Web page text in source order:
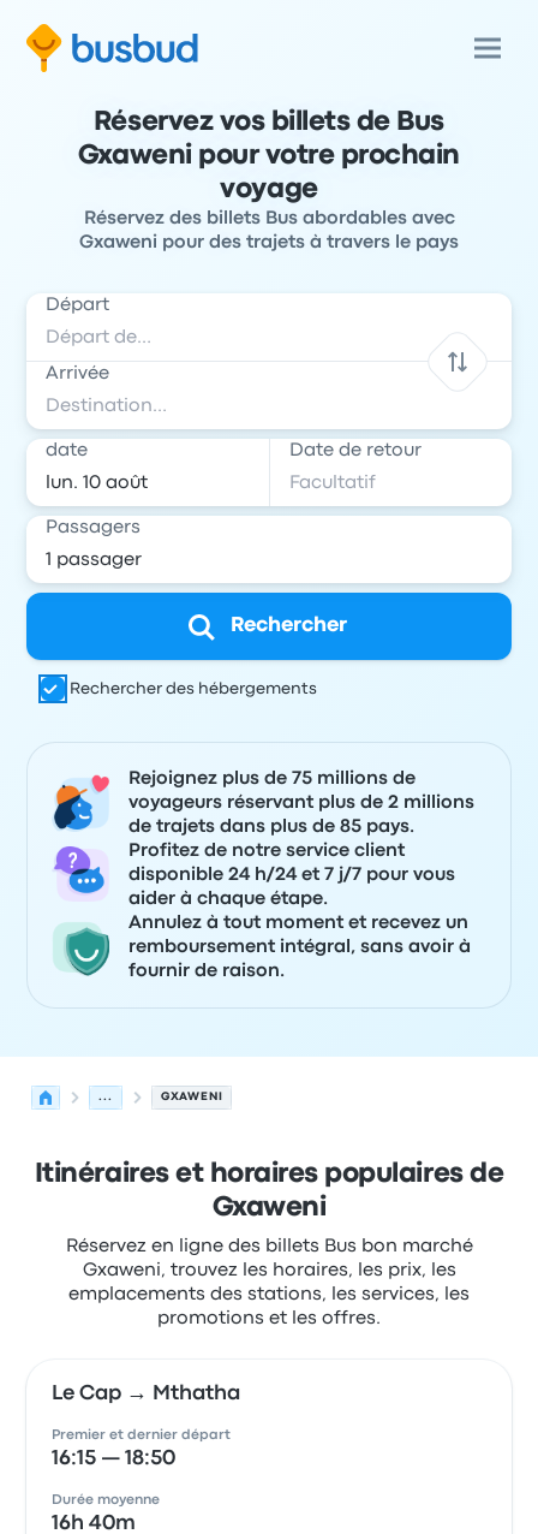
Réservez vos billets de Bus
Gxaweni pour votre prochain
voyage
Réservez des billets Bus abordables avec
Gxaweni pour des trajets à travers le pays
Départ
Arrivée
date Date de retour
Passagers
Rechercher
Rechercher des hébergements
Rejoignez plus de 75 millions de
voyageurs réservant plus de 2 millions
de trajets dans plus de 85 pays.
Profitez de notre service client
disponible 24 h/24 et 7 j/7 pour vous
aider à chaque étape.
Annulez à tout moment et recevez un
remboursement intégral, sans avoir à
fournir de raison.
... GXAWENI
Itinéraires et horaires populaires de
Gxaweni
Réservez en ligne des billets Bus bon marché
Gxaweni, trouvez les horaires, les prix, les
emplacements des stations, les services, les
promotions et les offres.
Le Cap → Mthatha
Premier et dernier départ
16:15 — 18:50
Durée moyenne
16h 40m